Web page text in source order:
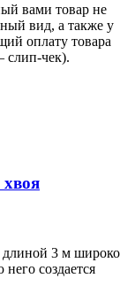
вами товар не
вид, а также у
оплату товара
слип-чек).
длиной 3 м широко
создается